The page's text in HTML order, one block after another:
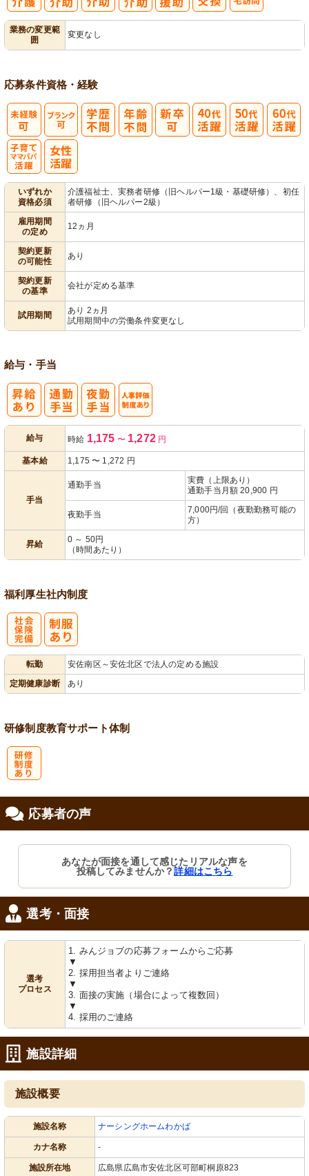
業務の変更範
囲
変更なし
応募条件資格・経験
いずれか
資格必須
介護福祉士、実務者研修（旧ヘルパー1級・基礎研修）、初任
者研修（旧ヘルパー2級）
雇用期間
の定め
12ヵ月
契約更新
の可能性
あり
契約更新
の基準
会社が定める基準
試用期間
あり 2ヵ月
試用期間中の労働条件変更なし
給与・手当
給与 時給 1,175 〜 1,272円
基本給 1,175 〜 1,272 円
手当
通勤手当
実費（上限あり）
通勤手当月額 20,900 円
夜勤手当
7,000円/回（夜勤勤務可能の
方）
昇給
0 ～ 50円
（時間あたり）
福利厚生社内制度
転勤
安佐南区～安佐北区で法人の定める施設
定期健康診断
あり
研修制度教育サポート体制
応募者の声
あなたが面接を通して感じたリアルな声を
投稿してみませんか？詳細はこちら
選考・面接
選考
プロセス
1. みんジョブの応募フォームからご応募
▼
2. 採用担当者よりご連絡
▼
3. 面接の実施（場合によって複数回）
▼
4. 採用のご連絡
施設詳細
施設概要
施設名称 ナーシングホームわかば
カナ名称 -
施設所在地 広島県広島市安佐北区可部町桐原823